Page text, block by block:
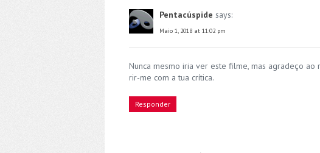
Pentacúspide says:
Maio 1, 2018 at 11:02 pm
Nunca mesmo iria ver este filme, mas agradeço
rir-me com a tua crítica.
Responder